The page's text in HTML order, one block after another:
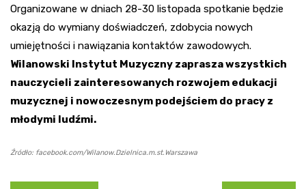
Organizowane w dniach 28-30 listopada spotkanie będzie
okazją do wymiany doświadczeń, zdobycia nowych
umiejętności i nawiązania kontaktów zawodowych.
Wilanowski Instytut Muzyczny zaprasza wszystkich
nauczycieli zainteresowanych rozwojem edukacji
muzycznej i nowoczesnym podejściem do pracy z
młodymi ludźmi.
Źródło: facebook.com/Wilanow.Dzielnica.m.st.Warszawa